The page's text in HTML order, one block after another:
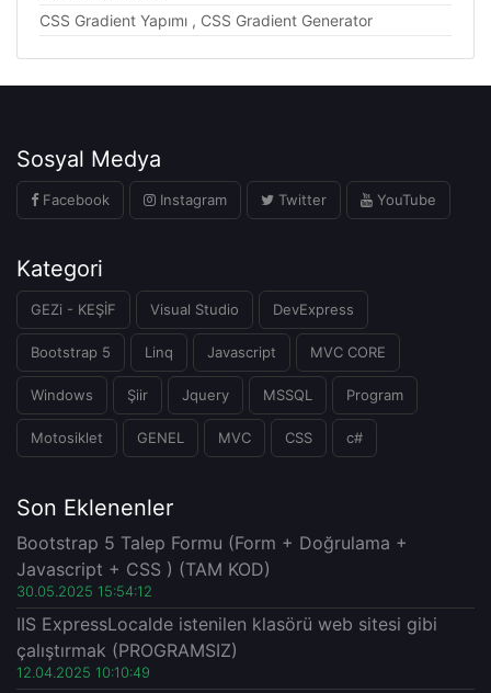
CSS Gradient Yapımı , CSS Gradient Generator
Sosyal Medya
Facebook Instagram Twitter YouTube
Kategori
GEZi - KEŞİF Visual Studio DevExpress
Bootstrap 5 Linq Javascript MVC CORE
Windows Şiir Jquery MSSQL Program
Motosiklet GENEL MVC CSS c#
Son Eklenenler
Bootstrap 5 Talep Formu (Form + Doğrulama +
Javascript + CSS ) (TAM KOD)
30.05.2025 15:54:12
IIS ExpressLocalde istenilen klasörü web sitesi gibi
çalıştırmak (PROGRAMSIZ)
12.04.2025 10:10:49